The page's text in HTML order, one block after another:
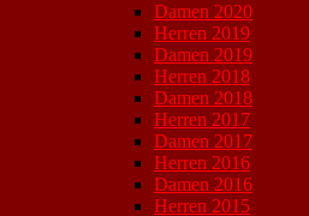
Damen 2020
Herren 2019
Damen 2019
Herren 2018
Damen 2018
Herren 2017
Damen 2017
Herren 2016
Damen 2016
Herren 2015